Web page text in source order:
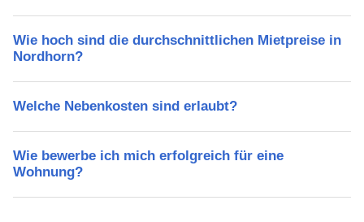
Wie hoch sind die durchschnittlichen Mietpreise in
Nordhorn?
Welche Nebenkosten sind erlaubt?
Wie bewerbe ich mich erfolgreich für eine
Wohnung?